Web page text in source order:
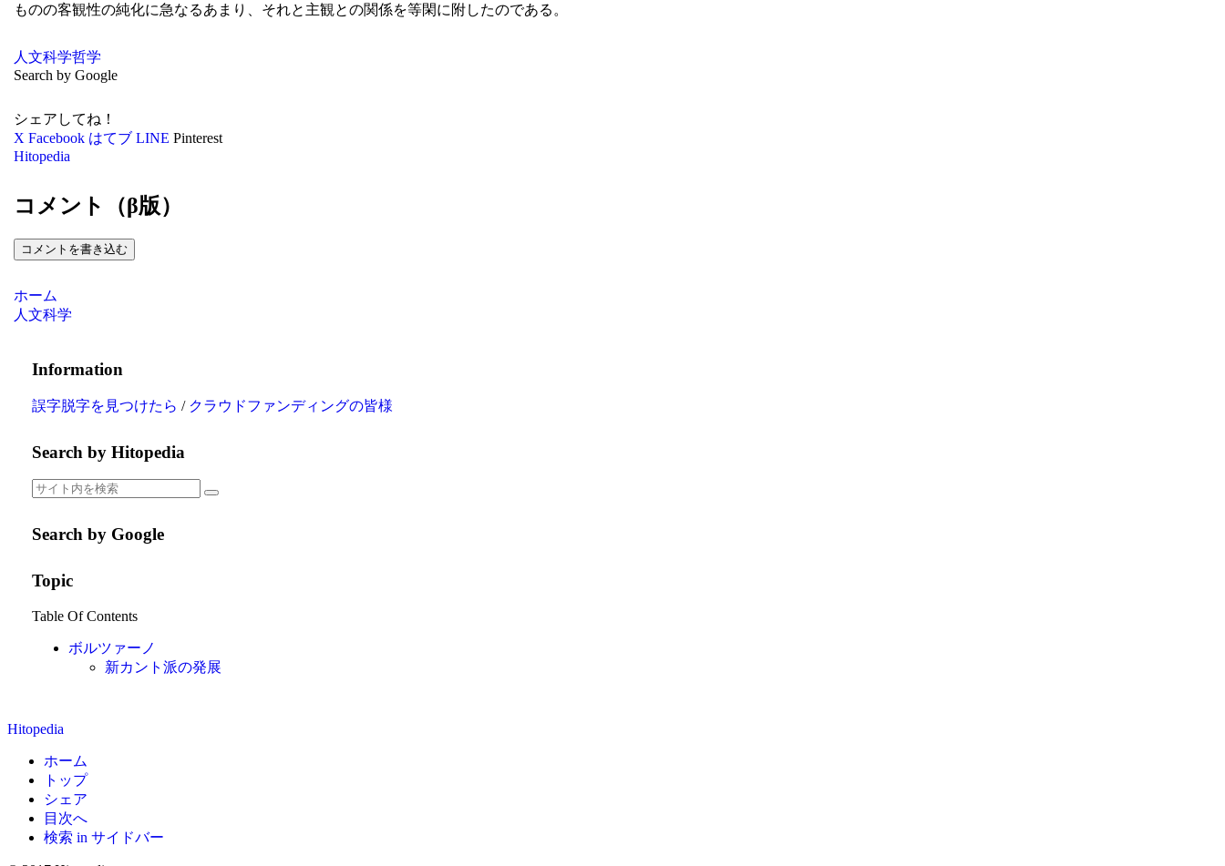
ものの客観性の純化に急なるあまり、それと主観との関係を等閑に附したのである。
人文科学哲学
Search by Google
シェアしてね！
X Facebook はてブ LINE Pinterest
Hitopedia
コメント（β版）
コメントを書き込む
ホーム
人文科学
Information
誤字脱字を見つけたら / クラウドファンディングの皆様
Search by Hitopedia
Search by Google
Topic
Table Of Contents
ボルツァーノ
新カント派の発展
Hitopedia
ホーム
トップ
シェア
目次へ
検索 in サイドバー